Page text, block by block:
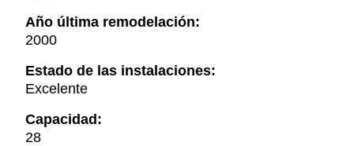
Año última remodelación:
2000
Estado de las instalaciones:
Excelente
Capacidad:
28